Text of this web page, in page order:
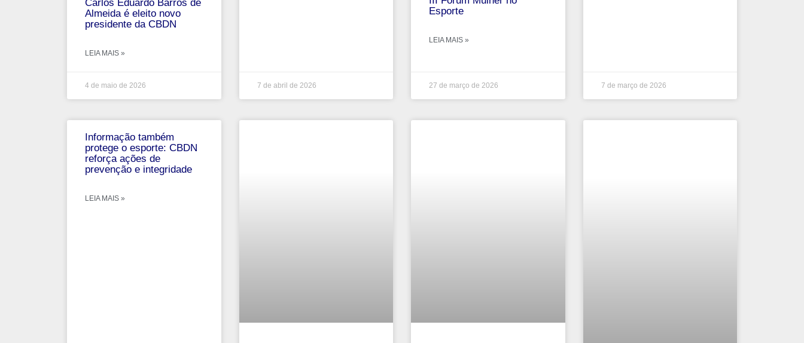
Carlos Eduardo Barros de
Almeida é eleito novo
presidente da CBDN
LEIA MAIS »
4 de maio de 2026 7 de abril de 2026
Esporte
LEIA MAIS »
27 de março de 2026 7 de março de 2026
Informação também
protege o esporte: CBDN
reforça ações de
prevenção e integridade
LEIA MAIS »